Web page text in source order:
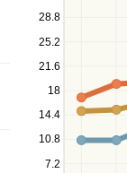
7.2
10.8
14.4
18
21.6
25.2
28.8
and
down
to
navigate
between
series.
Use
the